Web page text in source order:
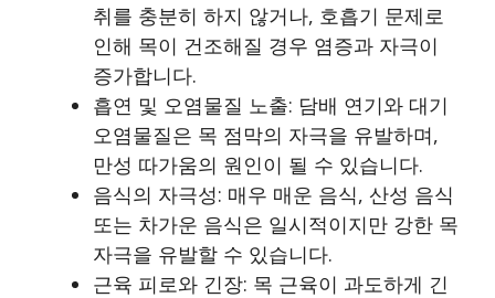
취를 충분히 하지 않거나, 호흡기 문제로
인해 목이 건조해질 경우 염증과 자극이
증가합니다.
흡연 및 오염물질 노출: 담배 연기와 대기
오염물질은 목 점막의 자극을 유발하며,
만성 따가움의 원인이 될 수 있습니다.
음식의 자극성: 매우 매운 음식, 산성 음식
또는 차가운 음식은 일시적이지만 강한 목
자극을 유발할 수 있습니다.
근육 피로와 긴장: 목 근육이 과도하게 긴